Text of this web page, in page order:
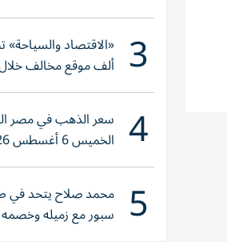
2027
3 ألف موقع مخالف
العالم 2026
4 سعر الذهب في مصر
تنوي الشراء؟
5 محمد صلاح يتحد في
سبور مع زميله